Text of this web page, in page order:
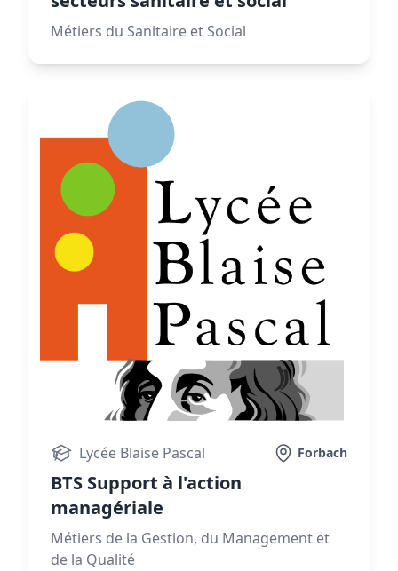
Métiers du Sanitaire et Social
Lycée Blaise Pascal Forbach
BTS Support à l'action
managériale
Métiers de la Gestion, du Management et
de la Qualité